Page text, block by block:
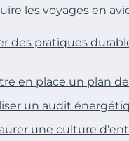
les voyages en
des pratiques
en place un plan
un audit
une culture